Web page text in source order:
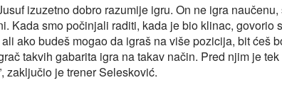
izuzetno dobro razumije igru. On ne igra
Kada smo počinjali raditi, kada je bio klinac, govorio
ako budeš mogao da igraš na više pozicija, bit ćeš
takvih gabarita igra na takav način. Pred njim je
zaključio je trener Selesković.